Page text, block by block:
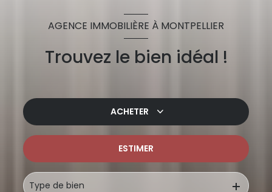
AGENCE IMMOBILIÈRE À MONTPELLIER
Trouvez le bien idéal !
ACHETER
De l'immo pro
ESTIMER
Type de bien